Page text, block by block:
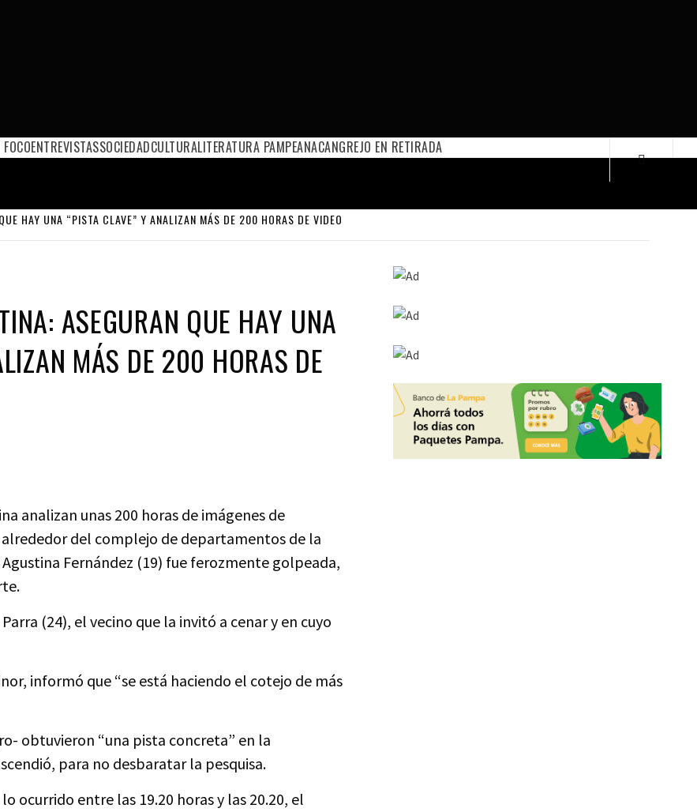
FOCOENTREVISTASSOCIEDADCULTURALITERATURA PAMPEANACANGREJO EN RETIRADA
HAY UNA “PISTA CLAVE” Y ANALIZAN MÁS DE 200 HORAS DE VIDEO
ASEGURAN QUE HAY UNA
MÁS DE 200 HORAS DE
analizan unas 200 horas de imágenes de
del complejo de departamentos de la
Fernández (19) fue ferozmente golpeada,
(24), el vecino que la invitó a cenar y en cuyo
informó que “se está haciendo el cotejo de más
obtuvieron “una pista concreta” en la
para no desbaratar la pesquisa.
ocurrido entre las 19.20 horas y las 20.20, el